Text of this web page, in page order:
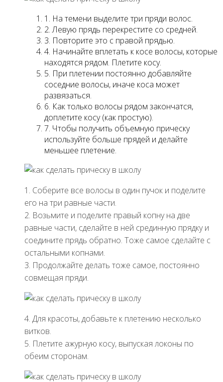
1. На темени выделите три пряди волос.
2. Левую прядь перекрестите со средней.
3. Повторите это с правой прядью.
4. Начинайте вплетать к косе волосы, которые
находятся рядом. Плетите косу.
5. При плетении постоянно добавляйте
соседние волосы, иначе коса может
развязаться.
6. Как только волосы рядом закончатся,
доплетите косу (как простую).
7. Чтобы получить объемную прическу
используйте больше прядей и делайте
меньшее плетение.
1. Соберите все волосы в один пучок и поделите
его на три равные части.
2. Возьмите и поделите правый копну на две
равные части, сделайте в ней срединную прядку и
соедините прядь обратно. Тоже самое сделайте с
остальными копнами.
3. Продолжайте делать тоже самое, постоянно
совмещая пряди.
4. Для красоты, добавьте к плетению несколько
витков.
5. Плетите ажурную косу, выпуская локоны по
обеим сторонам.